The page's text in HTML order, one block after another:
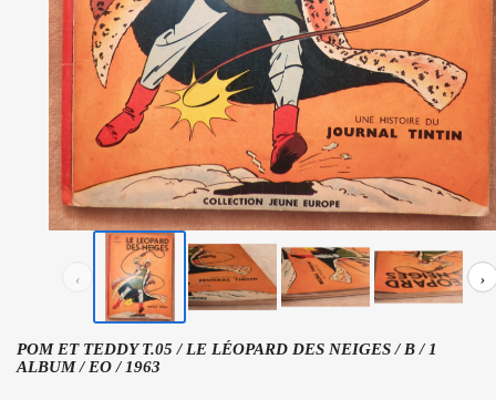
‹ ›
POM ET TEDDY T.05 / LE LÉOPARD DES NEIGES / B / 1
ALBUM / EO / 1963